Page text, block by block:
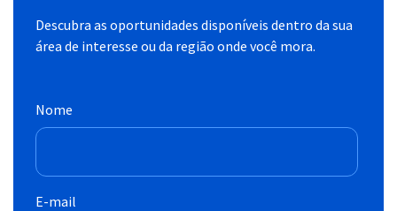
Descubra as oportunidades disponíveis dentro da sua
área de interesse ou da região onde você mora.
Nome
E-mail